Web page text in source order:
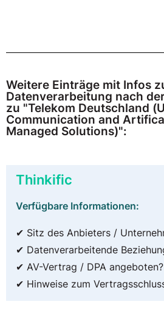
Weitere Einträge mit Infos
Datenverarbeitung nach
zu "Telekom Deutschland
Communication and
Managed Solutions)":
Thinkific
Verfügbare Informationen:
✔ Sitz des Anbieters /
✔ Datenverarbeitende
✔ AV-Vertrag / DPA angeboten?
✔ Hinweise zum